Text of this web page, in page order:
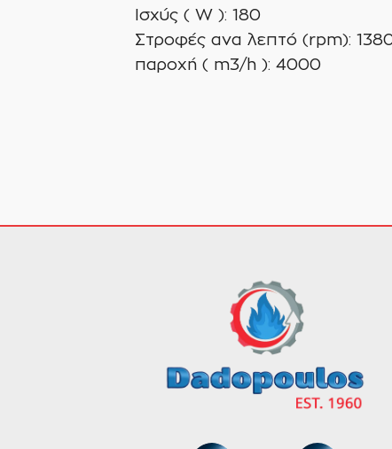
Ισχύς ( W ): 180
Στροφές ανα λεπτό (rpm):
παροχή ( m3/h ): 4000